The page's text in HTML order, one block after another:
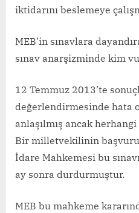
iktidarını beslemeye
MEB’in sınavlara
sınav anarşizminde kim
12 Temmuz 2013’te
değerlendirmesinde hata
anlaşılmış ancak
Bir milletvekilinin
İdare Mahkemesi bu
ay sonra durdurmuştur.
MEB bu mahkeme